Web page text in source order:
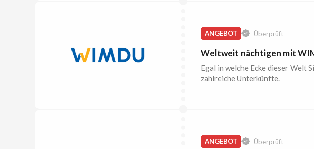
ANGEBOT Überprüft
Weltweit nächtigen mit
Egal in welche Ecke dieser Welt
zahlreiche Unterkünfte.
ANGEBOT Überprüft